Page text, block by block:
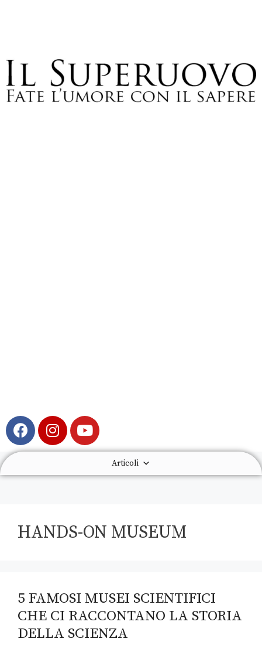
Articoli
HANDS-ON MUSEUM
5 FAMOSI MUSEI SCIENTIFICI
CHE CI RACCONTANO LA STORIA
DELLA SCIENZA